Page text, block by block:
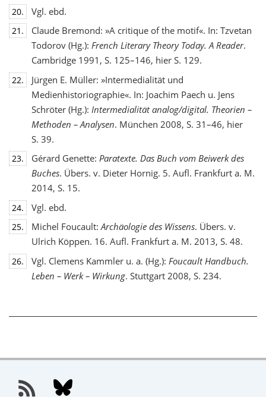
20. Vgl. ebd.
21.
Claude Bremond: »A critique of the motif«. In: Tzvetan
Todorov (Hg.): French Literary Theory Today. A Reader.
Cambridge 1991, S. 125–146, hier S. 129.
22.
Jürgen E. Müller: »Intermedialität und
Medienhistoriographie«. In: Joachim Paech u. Jens
Schröter (Hg.): Intermedialität analog/digital. Theorien –
Methoden – Analysen. München 2008, S. 31–46, hier
S. 39.
23. Gérard Genette: Paratexte. Das Buch vom Beiwerk des
Buches. Übers. v. Dieter Hornig. 5. Aufl. Frankfurt a. M.
2014, S. 15.
24. Vgl. ebd.
25. Michel Foucault:Archäologie des Wissens. Übers. v.
Ulrich Köppen. 16. Aufl. Frankfurt a. M. 2013, S. 48.
26. Vgl. Clemens Kammler u. a. (Hg.): Foucault Handbuch.
Leben – Werk – Wirkung. Stuttgart 2008, S. 234.